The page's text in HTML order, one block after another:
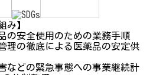
】
用のための業務手順
理の徹底による 医薬品の安定供
などの緊急事態への事業継続計